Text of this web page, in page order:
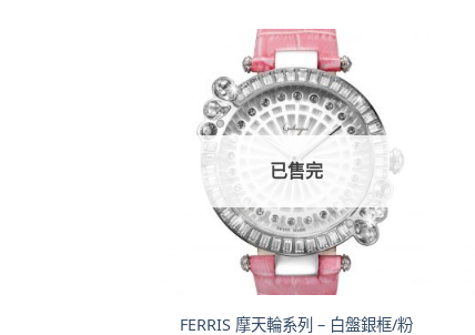
已售完
FERRIS 摩天輪系列 – 白盤銀框/粉